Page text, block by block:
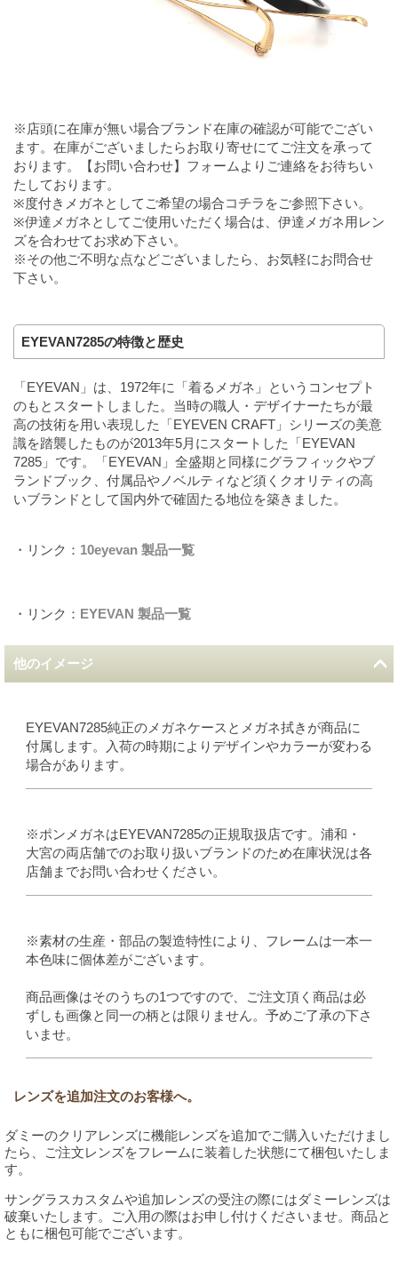
※店頭に在庫が無い場合ブランド在庫の確認が可能でござい
ます。在庫がございましたらお取り寄せにてご注文を承って
おります。【お問い合わせ】フォームよりご連絡をお待ちい
たしております。
※度付きメガネとしてご希望の場合コチラ をご参照下さい。
※伊達メガネとしてご使用いただく場合は、伊達メガネ用レン
ズを合わせてお求め下さい。
※その他ご不明な点などございましたら、お気軽にお問合せ
下さい。
EYEVAN7285の特徴と歴史
「EYEVAN」は、1972年に「着るメガネ」というコンセプト
のもとスタートしました。当時の職人・デザイナーたちが最
高の技術を用い表現した「EYEVEN CRAFT」シリーズの美意
識を踏襲したものが2013年5月にスタートした「EYEVAN
7285」です。「EYEVAN」全盛期と同様にグラフィックやブ
ランドブック、付属品やノベルティなど須くクオリティの高
いブランドとして国内外で確固たる地位を築きました。
・リンク： 10eyevan 製品一覧
・リンク： EYEVAN 製品一覧
他のイメージ
EYEVAN7285純正のメガネケースとメガネ拭きが商品に
付属します。入荷の時期によりデザインやカラーが変わる
場合があります。
※ポンメガネはEYEVAN7285の正規取扱店です。浦和・
大宮の両店舗でのお取り扱いブランドのため在庫状況は各
店舗までお問い合わせください。
※素材の生産・部品の製造特性により、フレームは一本一
本色味に個体差がございます。
商品画像はそのうちの1つですので、ご注文頂く商品は必
ずしも画像と同一の柄とは限りません。予めご了承の下さ
いませ。
レンズを追加注文のお客様へ。
ダミーのクリアレンズに機能レンズを追加でご購入いただけまし
たら、ご注文レンズをフレームに装着した状態にて梱包いたしま
す。
サングラスカスタムや追加レンズの受注の際にはダミーレンズは
破棄いたします。ご入用の際はお申し付けくださいませ。商品と
ともに梱包可能でございます。